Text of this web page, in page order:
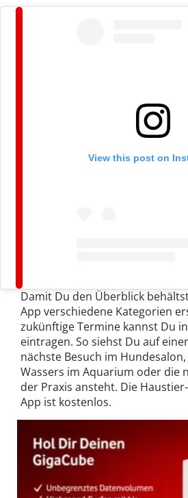
View this post on
Damit Du den Überblick
App verschiedene Kategorien
zukünftige Termine kannst Du
eintragen. So siehst Du auf
nächste Besuch im
Wassers im Aquarium oder die
der Praxis ansteht. Die
App ist kostenlos.